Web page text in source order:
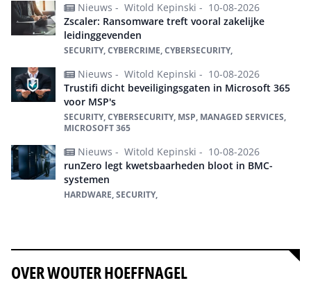
Nieuws - Witold Kepinski - 10-08-2026
Zscaler: Ransomware treft vooral zakelijke
leidinggevenden
SECURITY, CYBERCRIME, CYBERSECURITY,
Nieuws - Witold Kepinski - 10-08-2026
Trustifi dicht beveiligingsgaten in Microsoft 365
voor MSP's
SECURITY, CYBERSECURITY, MSP, MANAGED SERVICES,
MICROSOFT 365
Nieuws - Witold Kepinski - 10-08-2026
runZero legt kwetsbaarheden bloot in BMC-
systemen
HARDWARE, SECURITY,
OVER WOUTER HOEFFNAGEL